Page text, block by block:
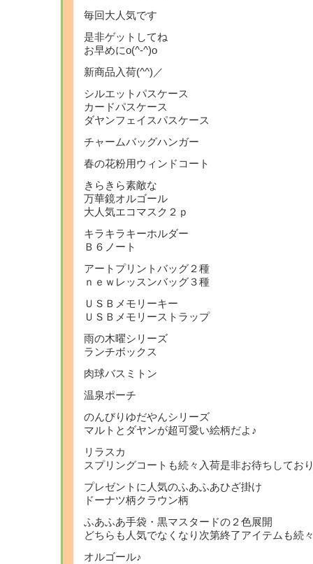
毎回大人気です
是非ゲットしてね
お早めにo(^-^)o
新商品入荷(^^)／
シルエットパスケース
カードパスケース
ダヤンフェイスパスケース
チャームバッグハンガー
春の花粉用ウィンドコート
きらきら素敵な
万華鏡オルゴール
大人気エコマスク２ｐ
キラキラキーホルダー
Ｂ６ノート
アートプリントバッグ２種
ｎｅｗレッスンバッグ３種
ＵＳＢメモリーキー
ＵＳＢメモリーストラップ
雨の木曜シリーズ
ランチボックス
肉球バスミトン
温泉ポーチ
のんびりゆだやんシリーズ
マルトとダヤンが超可愛い絵柄だよ♪
リラスカ
スプリングコートも続々入荷是非お待ちしてお
プレゼントに人気のふあふあひざ掛け
ドーナツ柄クラウン柄
ふあふあ手袋・黒マスタードの２色展開
どちらも人気でなくなり次第終了アイテムも続
オルゴール♪